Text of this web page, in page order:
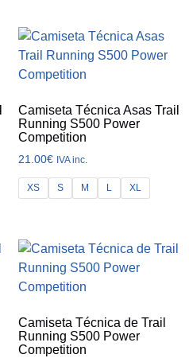
Camiseta Técnica Asas Trail
Running S500 Power
Competition
21.00€ IVA inc.
XS S M L XL
Camiseta Técnica de Trail
Running S500 Power
Competition